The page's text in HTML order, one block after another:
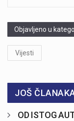
Objavljeno u
Vijesti
JOŠ
OD ISTOG